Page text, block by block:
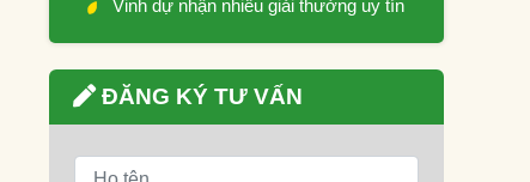
Vinh dự nhận nhiều giải thưởng uy tín
ĐĂNG KÝ TƯ VẤN